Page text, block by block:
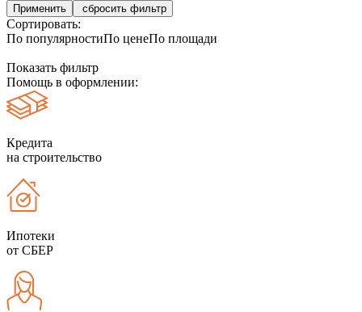
сбросить фильтр
Сортировать:
По популярностиПо ценеПо площади
Показать фильтр
Помощь в оформлении:
Кредита
на строительство
Ипотеки
от СБЕР